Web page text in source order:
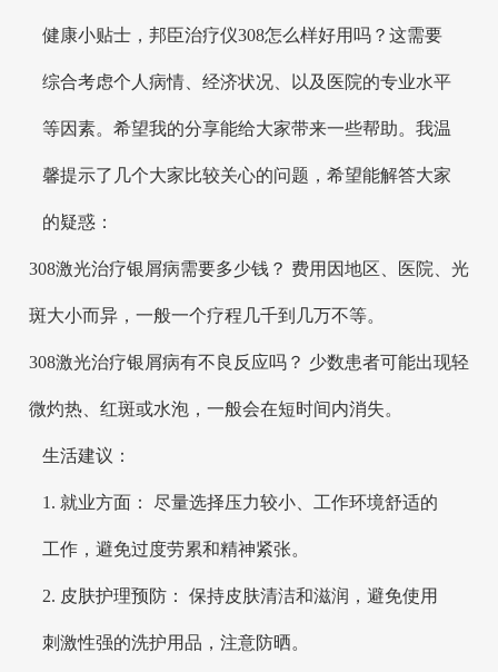
健康小贴士，邦臣治疗仪308怎么样好用吗？这需要
综合考虑个人病情、经济状况、以及医院的专业水平
等因素。希望我的分享能给大家带来一些帮助。我温
馨提示了几个大家比较关心的问题，希望能解答大家
的疑惑：
308激光治疗银屑病需要多少钱？ 费用因地区、医院、光
斑大小而异，一般一个疗程几千到几万不等。
308激光治疗银屑病有不良反应吗？ 少数患者可能出现轻
微灼热、红斑或水泡，一般会在短时间内消失。
生活建议：
1. 就业方面： 尽量选择压力较小、工作环境舒适的
工作，避免过度劳累和精神紧张。
2. 皮肤护理预防： 保持皮肤清洁和滋润，避免使用
刺激性强的洗护用品，注意防晒。